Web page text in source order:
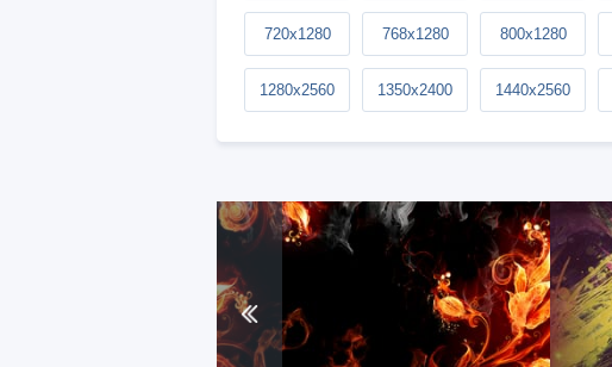
720x1280 768x1280 800x1280
1280x2560 1350x2400 1440x2560